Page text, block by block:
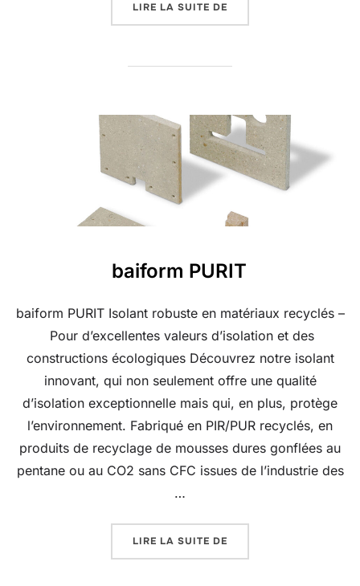
LIRE LA SUITE DE
baiform PURIT
baiform PURIT Isolant robuste en matériaux recyclés –
Pour d’excellentes valeurs d’isolation et des
constructions écologiques Découvrez notre isolant
innovant, qui non seulement offre une qualité
d’isolation exceptionnelle mais qui, en plus, protège
l’environnement. Fabriqué en PIR/PUR recyclés, en
produits de recyclage de mousses dures gonflées au
pentane ou au CO2 sans CFC issues de l’industrie des
…
LIRE LA SUITE DE